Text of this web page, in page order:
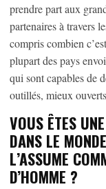
prendre part aux
partenaires à travers
compris combien
plupart des pays
qui sont capables de
outillés, mieux
VOUS ÊTES
DANS LE
L’ASSUME
D’HOMME ?